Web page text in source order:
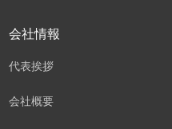
会社情報
代表挨拶
会社概要